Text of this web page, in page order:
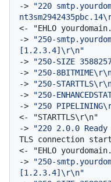
->
"220
->
"250-
[1.2.3.4]\r\n"
->
"250-SIZE
->
"250-
->
"250-
->
"250-
->
"250
->
"220 2.0.0
TLS connection
->
"250-
[1.2.3.4]\r\n"